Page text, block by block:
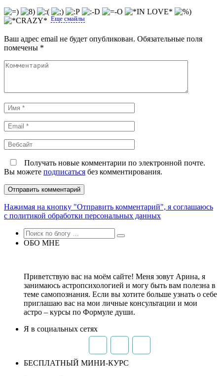
Еще смайлы
Ваш адрес email не будет опубликован. Обязательные поля
помечены *
Комментарий
Имя
*
Email
*
Вебсайт
Получать новые комментарии по электронной почте.
Вы можете подписаться без комментирования.
Нажимая на кнопку "Отправить комментарий", я соглашаюсь
с политикой обработки персональных данных
ОБО МНЕ
Приветствую вас на моём сайте! Меня зовут Арина, я
занимаюсь астропсихологией и могу быть вам полезна в
теме самопознания. Если вы хотите больше узнать о себе
приглашаю вас на мои личные консультации и мои
астро – курсы по Формуле души.
Я в социальных сетях
БЕСПЛАТНЫЙ МИНИ-КУРС